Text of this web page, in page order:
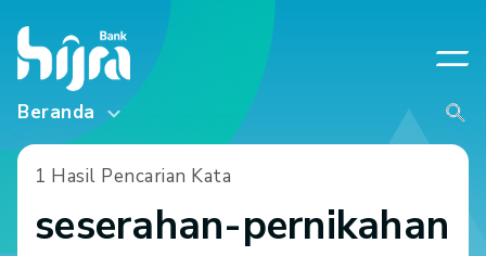
Beranda
1 Hasil Pencarian Kata
seserahan-pernikahan